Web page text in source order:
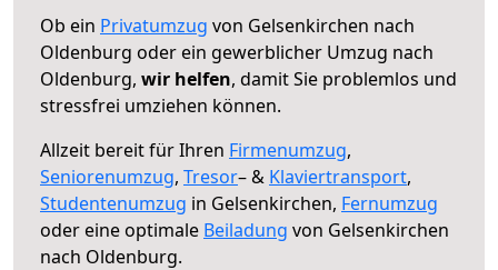
Ob ein Privatumzug von Gelsenkirchen nach
Oldenburg oder ein gewerblicher Umzug nach
Oldenburg, wir helfen, damit Sie problemlos und
stressfrei umziehen können.
Allzeit bereit für Ihren Firmenumzug,
Seniorenumzug, Tresor– & Klaviertransport,
Studentenumzug in Gelsenkirchen, Fernumzug
oder eine optimale Beiladung von Gelsenkirchen
nach Oldenburg.